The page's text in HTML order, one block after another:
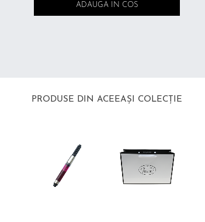
PRODUSE DIN ACEEAȘI COLECȚIE